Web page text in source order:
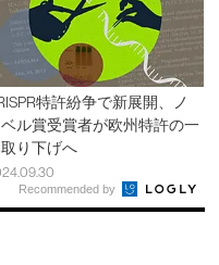
特許紛争で新展開、ノ
ル賞受賞者が欧州特許の一
り下げへ
Recommended by